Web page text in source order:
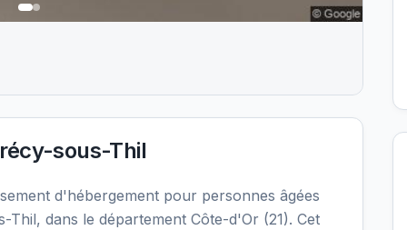
sous-Thil
d'hébergement pour personnes âgées
Thil, dans le département Côte-d'Or (21). Cet